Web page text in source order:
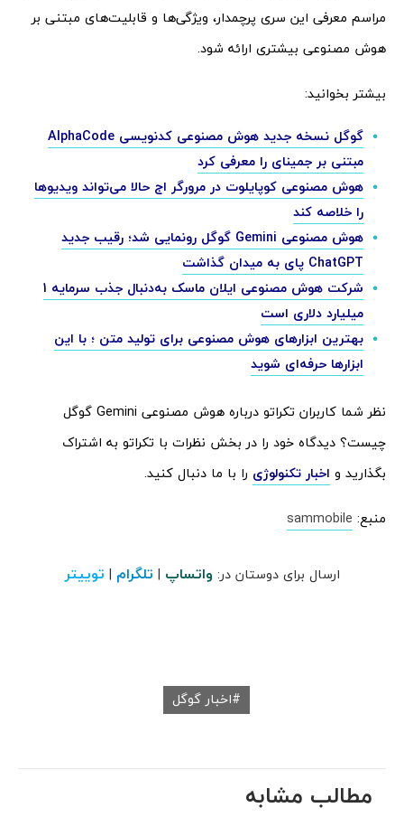
مراسم معرفی این سری پرچمدار، ویژگی‌ها و قابلیت‌های مبتنی بر
هوش مصنوعی بیشتری ارائه شود.
بیشتر بخوانید:
گوگل نسخه جدید هوش مصنوعی کدنویسی AlphaCode
مبتنی بر جمینای را معرفی کرد
هوش مصنوعی کوپایلوت در مرورگر اج حالا می‌تواند ویدیوها
را خلاصه کند
هوش مصنوعی Gemini گوگل رونمایی شد؛ رقیب جدید
ChatGPT پای به میدان گذاشت
شرکت هوش مصنوعی ایلان ماسک به‌دنبال جذب سرمایه 1
میلیارد دلاری است
بهترین ابزارهای هوش مصنوعی برای تولید متن ؛ با این
ابزارها حرفه‌ای شوید
نظر شما کاربران تکراتو درباره هوش مصنوعی Gemini گوگل
چیست؟ دیدگاه خود را در بخش نظرات با تکراتو به اشتراک
بگذارید و اخبار تکنولوژی را با ما دنبال کنید.
منبع: sammobile
ارسال برای دوستان در: واتساپ | تلگرام | توییتر
اخبار گوگل
مطالب مشابه